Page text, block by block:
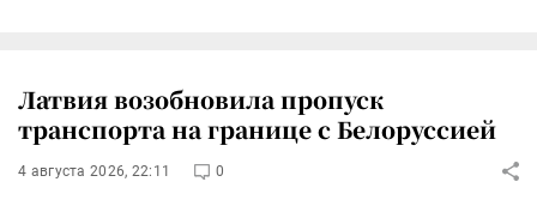
Латвия возобновила пропуск
транспорта на границе с Белоруссией
4 августа 2026, 22:11 0